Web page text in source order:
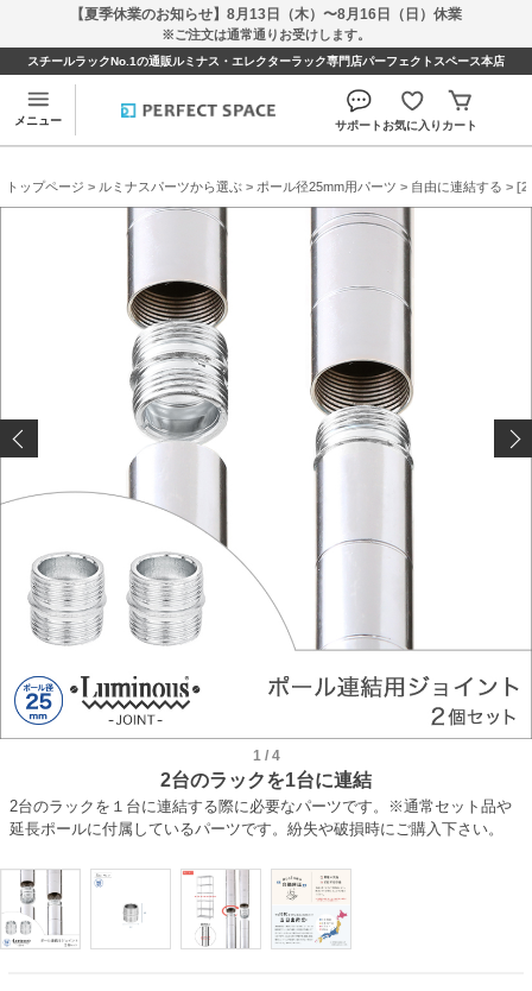
【夏季休業のお知らせ】8月13日（木）〜8月16日（日）休業
※ご注文は通常通りお受けします。
スチールラックNo.1の通販ルミナス・エレクターラック専門店パーフェクトスペース本店
メニュー サポートお気に入り カート
トップページ > ルミナスパーツから選ぶ > ポール径25mm用パーツ > 自由に連結する >
1/ 4
2台のラックを1台に連結
2台のラックを１台に連結する際に必要なパーツです。※通常セット品や
延長ポールに付属しているパーツです。紛失や破損時にご購入下さい。